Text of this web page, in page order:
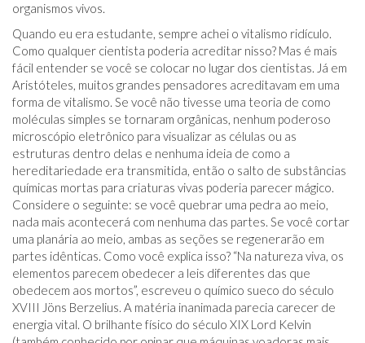
organismos vivos.
Quando eu era estudante, sempre achei o vitalismo ridículo.
Como qualquer cientista poderia acreditar nisso? Mas é mais
fácil entender se você se colocar no lugar dos cientistas. Já em
Aristóteles, muitos grandes pensadores acreditavam em uma
forma de vitalismo. Se você não tivesse uma teoria de como
moléculas simples se tornaram orgânicas, nenhum poderoso
microscópio eletrônico para visualizar as células ou as
estruturas dentro delas e nenhuma ideia de como a
hereditariedade era transmitida, então o salto de substâncias
químicas mortas para criaturas vivas poderia parecer mágico.
Considere o seguinte: se você quebrar uma pedra ao meio,
nada mais acontecerá com nenhuma das partes. Se você cortar
uma planária ao meio, ambas as seções se regenerarão em
partes idênticas. Como você explica isso? “Na natureza viva, os
elementos parecem obedecer a leis diferentes das que
obedecem aos mortos”, escreveu o químico sueco do século
XVIII Jöns Berzelius. A matéria inanimada parecia carecer de
energia vital. O brilhante físico do século XIX Lord Kelvin